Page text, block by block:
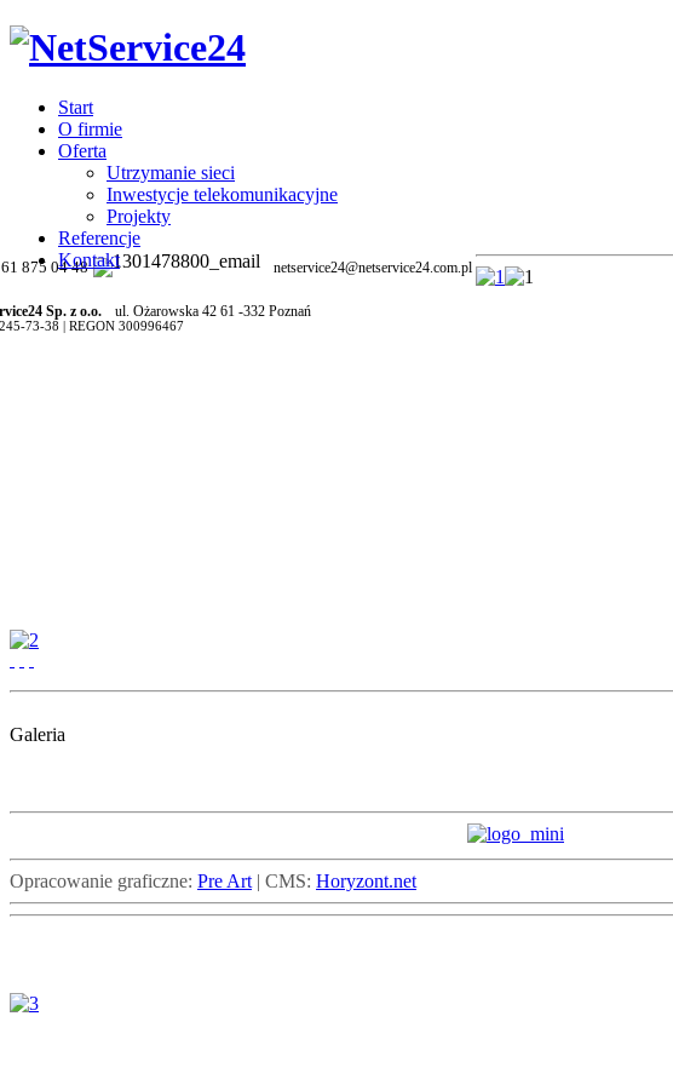
Start
O firmie
Oferta
Utrzymanie sieci
Inwestycje telekomunikacyjne
Projekty
Referencje
Kontakt
875 04 48 netservice24@netservice24.com.pl
Sp. z o.o. ul. Ożarowska 42 61 -332 Poznań
73-38 | REGON 300996467
Galeria
Opracowanie graficzne: Pre Art | CMS: Horyzont.net